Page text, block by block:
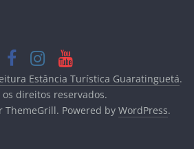
Estância Turística Guaratinguetá.
os direitos reservados.
Powered by WordPress.